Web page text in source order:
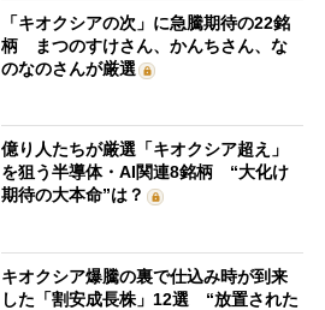
「キオクシアの次」に急騰期待の22銘
柄 まつのすけさん、かんちさん、な
のなのさんが厳選
億り人たちが厳選「キオクシア超え」
を狙う半導体・AI関連8銘柄 “大化け
期待の大本命”は？
キオクシア爆騰の裏で仕込み時が到来
した「割安成長株」12選 “放置された